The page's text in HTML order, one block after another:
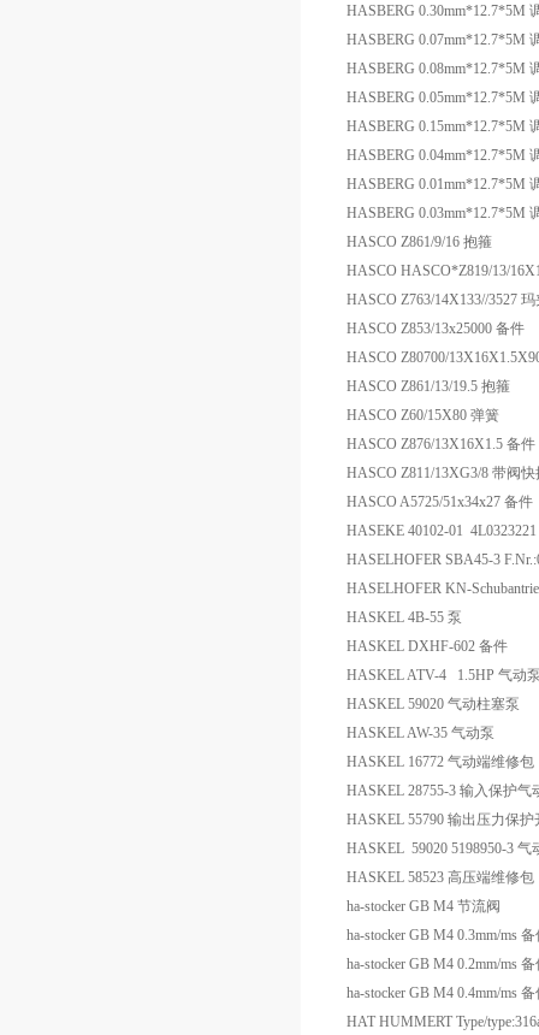
HASBERG 0.30mm*12.7*5M
HASBERG 0.07mm*12.7*5M
HASBERG 0.08mm*12.7*5M
HASBERG 0.05mm*12.7*5M
HASBERG 0.15mm*12.7*5M
HASBERG 0.04mm*12.7*5M
HASBERG 0.01mm*12.7*5M
HASBERG 0.03mm*12.7*5M
HASCO Z861/9/16 抱箍
HASCO HASCO*Z819/13/
HASCO Z763/14X133//3527
HASCO Z853/13x25000 备件
HASCO Z80700/
HASCO Z861/13/19.5 抱箍
HASCO Z60/15X80 弹簧
HASCO Z876/13X16X1.5 备件
HASCO Z811/13XG3/8 带阀
HASCO A5725/51x34x27 备件
HASEKE 40102-01
HASELHOFER SBA45-3
HASELHOFER KN-
HASKEL 4B-55 泵
HASKEL DXHF-602 备件
HASKEL ATV-4 1.5HP 气动
HASKEL 59020 气动柱塞泵
HASKEL AW-35 气动泵
HASKEL 16772 气动端维修包
HASKEL 28755-3 输入保护气
HASKEL 55790 输出压力保护
HASKEL 59020 5198950-3 气
HASKEL 58523 高压端维修包
ha-stocker GB M4 节流阀
ha-stocker GB M4 0.3mm/ms
ha-stocker GB M4 0.2mm/ms
ha-stocker GB M4 0.4mm/ms
HAT HUMMERT Type/